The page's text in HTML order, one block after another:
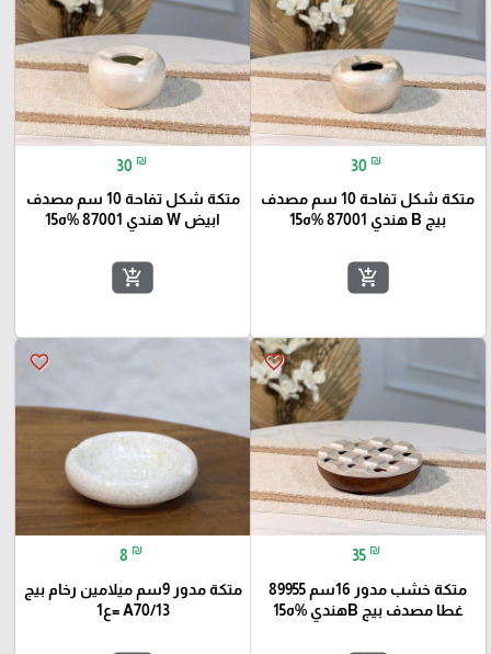
30 ₪
متكة شكل تفاحة 10 سم مصدف
بيج B هندي 87001 %ه15
add_shopping_cart
30 ₪
متكة شكل تفاحة 10 سم مصدف
ابيض W هندي 87001 %ه15
add_shopping_cart
favorite_border
35 ₪
متكة خشب مدور 16سم 89955
غطا مصدف بيج Bهندي %ه15
favorite_border
8 ₪
متكة مدور 9سم ميلامين رخام بيج
A70/13 =ع1